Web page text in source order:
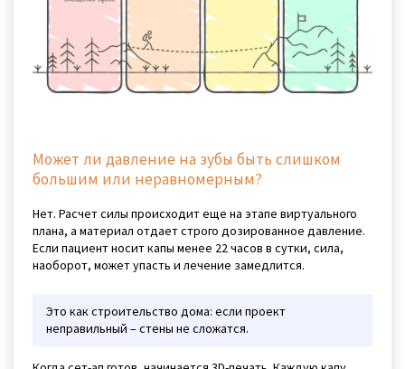
Может ли давление на зубы быть слишком
большим или неравномерным?
Нет. Расчет силы происходит еще на этапе виртуального
плана, а материал отдает строго дозированное давление.
Если пациент носит капы менее 22 часов в сутки, сила,
наоборот, может упасть и лечение замедлится.
Это как строительство дома: если проект
неправильный – стены не сложатся.